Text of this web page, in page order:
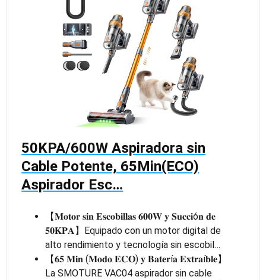
50KPA/600W Aspiradora sin
Cable Potente, 65Min(ECO)
Aspirador Esc…
【𝐌𝐨𝐭𝐨𝐫 𝐬𝐢𝐧 𝐄𝐬𝐜𝐨𝐛𝐢𝐥𝐥𝐚𝐬 𝟔𝟎𝟎𝐖 𝐲 𝐒𝐮𝐜𝐜𝐢ó𝐧 𝐝𝐞
𝟓𝟎𝐊𝐏𝐀】Equipado con un motor digital de
alto rendimiento y tecnología sin escobil…
【𝟔𝟓 𝐌𝐢𝐧 (𝐌𝐨𝐝𝐨 𝐄𝐂𝐎) 𝐲 𝐁𝐚𝐭𝐞𝐫í𝐚 𝐄𝐱𝐭𝐫𝐚í𝐛𝐥𝐞】
La SMOTURE VAC04 aspirador sin cable